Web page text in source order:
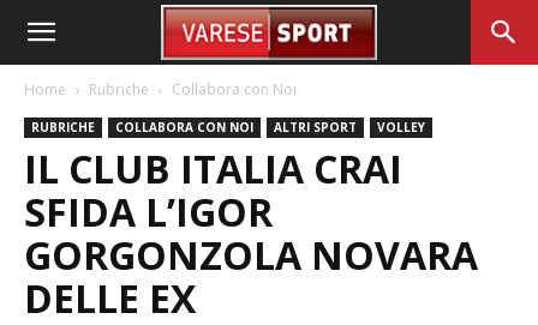
Home Rubriche Collabora con Noi
RUBRICHE COLLABORA CON NOI ALTRI SPORT VOLLEY
IL CLUB ITALIA CRAI
SFIDA L’IGOR
GORGONZOLA NOVARA
DELLE EX